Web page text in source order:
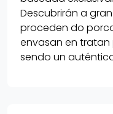
Descubrirán a
proceden do
envasan en
sendo un